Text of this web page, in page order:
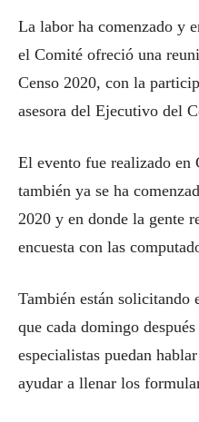
La labor ha comenzado y
el Comité ofreció una
Censo 2020, con la
asesora del Ejecutivo del
El evento fue realizado en
también ya se ha
2020 y en donde la gente
encuesta con las
También están solicitando
que cada domingo
especialistas puedan
ayudar a llenar los